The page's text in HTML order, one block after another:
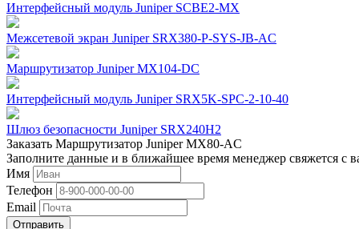
Интерфейсный модуль Juniper SCBE2-MX
Межсетевой экран Juniper SRX380-P-SYS-JB-AC
Маршрутизатор Juniper MX104-DC
Интерфейсный модуль Juniper SRX5K-SPC-2-10-40
Шлюз безопасности Juniper SRX240H2
Заказать Маршрутизатор Juniper MX80-AC
Заполните данные и в ближайшее время менеджер свяжется с
Имя
Телефон
Email
Отправить